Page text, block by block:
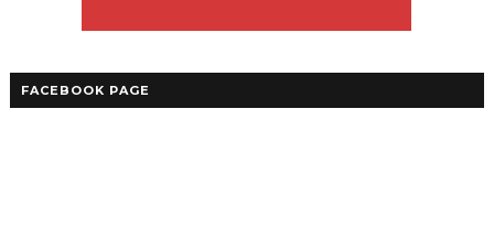
FACEBOOK PAGE